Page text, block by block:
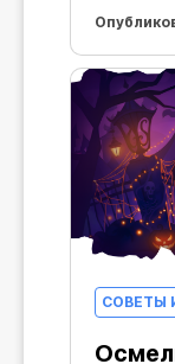
СОВЕТЫ